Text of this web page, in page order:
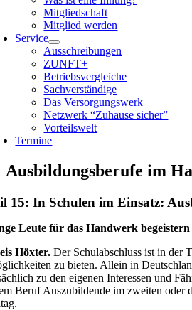
Mitgliedschaft
Mitglied werden
Service
Ausschreibungen
ZUNFT+
Betriebsvergleiche
Sachverständige
Das Versorgungswerk
Netzwerk “Zuhause sicher”
Vorteilswelt
Termine
Ausbildungsberufe im
15: In Schulen im Einsatz:
Leute für das Handwerk begeistern
Höxter. Der Schulabschluss ist in der
zu bieten. Allein in
zu den eigenen Interessen und
Beruf Auszubildende im zweiten oder